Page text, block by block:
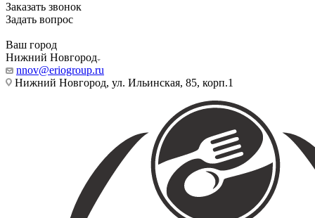
Заказать звонок
Задать вопрос
Ваш город
Нижний Новгород
nnov@eriogroup.ru
Нижний Новгород, ул. Ильинская, 85, корп.1